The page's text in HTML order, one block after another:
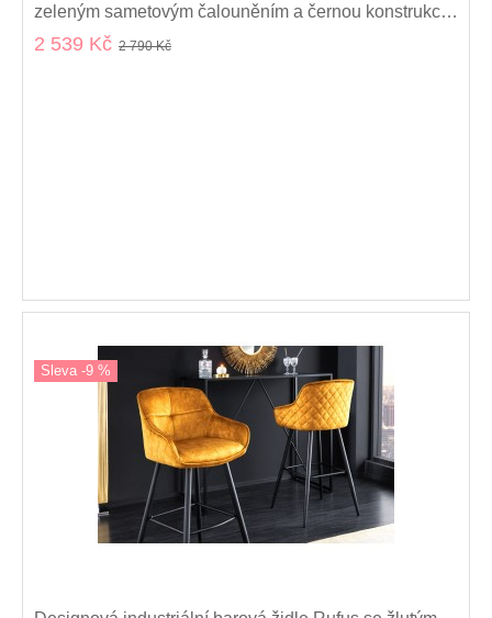
zeleným sametovým čalouněním a černou konstrukcí z
kovu 100cm
2 539 Kč 2 790 Kč
Sleva -9 %